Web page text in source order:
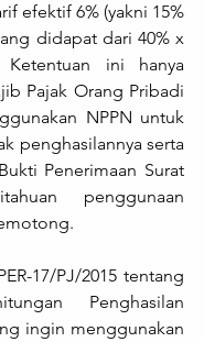
efektif 6% (yakni 15%
didapat dari 40% x
Ketentuan ini hanya
Pajak Orang Pribadi
NPPN untuk
penghasilannya serta
Penerimaan Surat
penggunaan
17/PJ/2015 tentang
Penghasilan
ingin menggunakan